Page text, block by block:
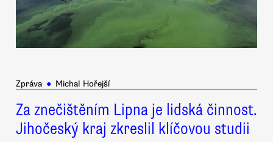
Zpráva ● Michal Hořejší
Za znečištěním Lipna je lidská činnost.
Jihočeský kraj zkreslil klíčovou studii